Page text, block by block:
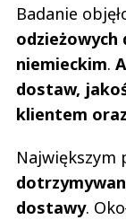
Badanie
odzieżowych
niemieckim.
dostaw,
klientem
Największym
dostawy.